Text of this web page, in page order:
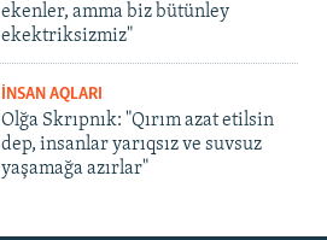
ekenler, amma biz bütünley
ekektriksizmiz"
İNSAN AQLARI
Olğa Skrıpnık: "Qırım azat etilsin
dep, insanlar yarıqsız ve suvsuz
yaşamağa azırlar"